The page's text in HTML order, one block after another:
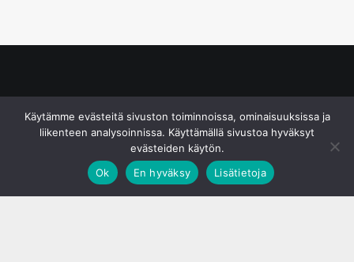
Käytämme evästeitä sivuston toiminnoissa, ominaisuuksissa ja
liikenteen analysoinnissa. Käyttämällä sivustoa hyväksyt
evästeiden käytön.
Ok
En hyväksy Lisätietoja